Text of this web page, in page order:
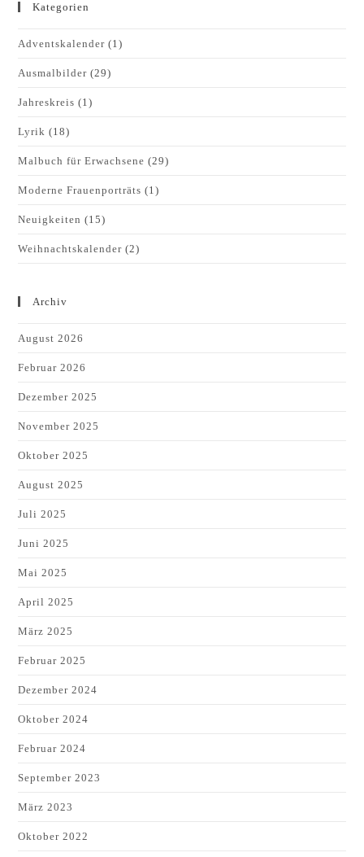
Kategorien
Adventskalender (1)
Ausmalbilder (29)
Jahreskreis (1)
Lyrik (18)
Malbuch für Erwachsene (29)
Moderne Frauenporträts (1)
Neuigkeiten (15)
Weihnachtskalender (2)
Archiv
August 2026
Februar 2026
Dezember 2025
November 2025
Oktober 2025
August 2025
Juli 2025
Juni 2025
Mai 2025
April 2025
März 2025
Februar 2025
Dezember 2024
Oktober 2024
Februar 2024
September 2023
März 2023
Oktober 2022